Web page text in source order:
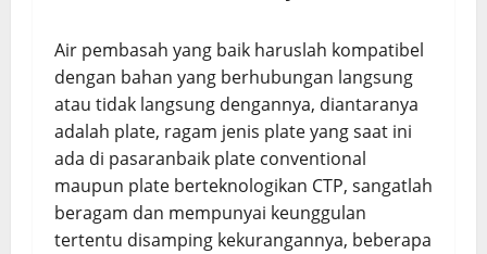
Air pembasah yang baik haruslah kompatibel
dengan bahan yang berhubungan langsung
atau tidak langsung dengannya, diantaranya
adalah plate, ragam jenis plate yang saat ini
ada di pasaranbaik plate conventional
maupun plate berteknologikan CTP, sangatlah
beragam dan mempunyai keunggulan
tertentu disamping kekurangannya, beberapa